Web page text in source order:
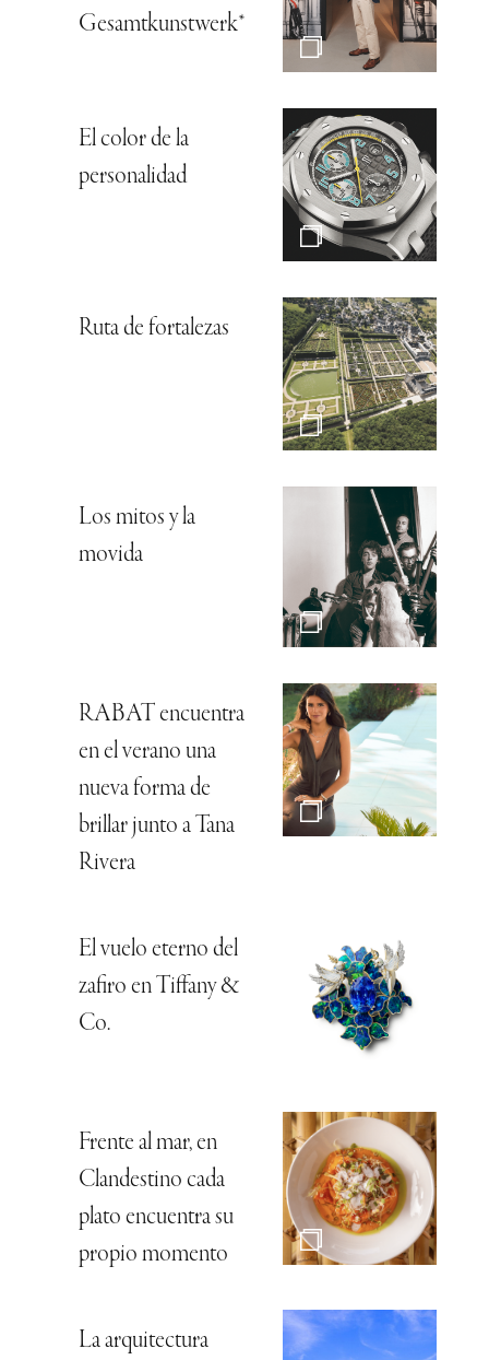
Gesamtkunstwerk*
El color de la
personalidad
Ruta de fortalezas
Los mitos y la
movida
RABAT encuentra
en el verano una
nueva forma de
brillar junto a Tana
Rivera
El vuelo eterno del
zafiro en Tiffany &
Co.
Frente al mar, en
Clandestino cada
plato encuentra su
propio momento
La arquitectura